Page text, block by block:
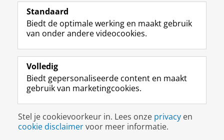
i
d
I
Disclaimer & Copyright
Inloggen
Standaard
Biedt de optimale werking en maakt gebruik
van onder andere videocookies.
Volledig
Biedt gepersonaliseerde content en maakt
gebruik van marketingcookies.
Stel je cookievoorkeur in. Lees onze privacy en
cookie disclaimervoor meer informatie.